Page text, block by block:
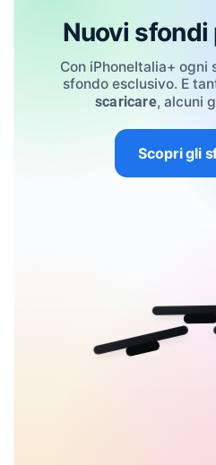
Nuovi sfondi
Con iPhoneItalia+ ogni
sfondo esclusivo. E
scaricare, alcuni
Scopri gli